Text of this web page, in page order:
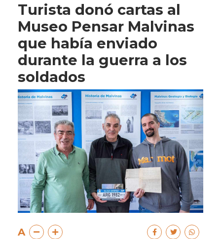
Turista donó cartas al
Museo Pensar Malvinas
que había enviado
durante la guerra a los
soldados
A